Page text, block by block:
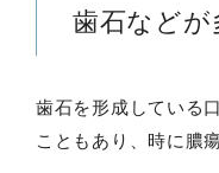
歯石などが
歯石を形成している
こともあり、時に膿